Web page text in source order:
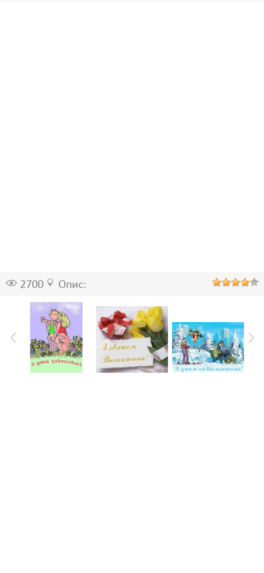
2700 Опис: